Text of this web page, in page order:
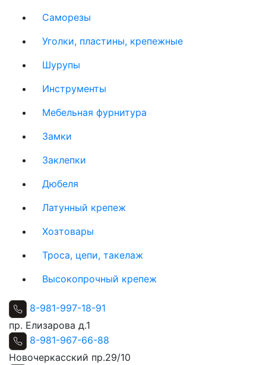
Саморезы
Уголки, пластины, крепежные
Шурупы
Инструменты
Мебельная фурнитура
Замки
Заклепки
Дюбеля
Латунный крепеж
Хозтовары
Троса, цепи, такелаж
Высокопрочный крепеж
8-981-997-18-91
пр. Елизарова д.1
8-981-967-66-88
Новочеркасский пр.29/10